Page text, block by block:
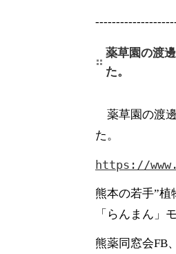
薬草園の渡
た。
薬草園の渡
た。
https://
熊本の若手”植
「らんまん」
熊薬同窓会FB